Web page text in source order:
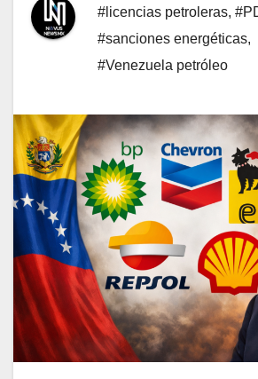
#licencias petroleras,
#sanciones energéticas,
#Venezuela petróleo